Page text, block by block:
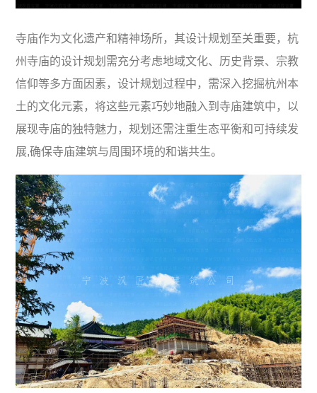
寺庙作为文化遗产和精神场所，其设计规划至关重要，杭
州寺庙的设计规划需充分考虑地域文化、历史背景、宗教
信仰等多方面因素，设计规划过程中，需深入挖掘杭州本
土的文化元素，将这些元素巧妙地融入到寺庙建筑中，以
展现寺庙的独特魅力，规划还需注重生态平衡和可持续发
展,确保寺庙建筑与周围环境的和谐共生。